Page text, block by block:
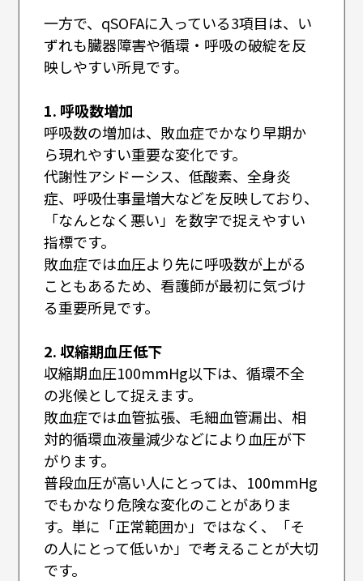
一方で、qSOFAに入っている3項目は、い
ずれも臓器障害や循環・呼吸の破綻を反
映しやすい所見です。
1. 呼吸数増加
呼吸数の増加は、敗血症でかなり早期か
ら現れやすい重要な変化です。
代謝性アシドーシス、低酸素、全身炎
症、呼吸仕事量増大などを反映しており、
「なんとなく悪い」を数字で捉えやすい
指標です。
敗血症では血圧より先に呼吸数が上がる
こともあるため、看護師が最初に気づけ
る重要所見です。
2. 収縮期血圧低下
収縮期血圧100mmHg以下は、循環不全
の兆候として捉えます。
敗血症では血管拡張、毛細血管漏出、相
対的循環血液量減少などにより血圧が下
がります。
普段血圧が高い人にとっては、100mmHg
でもかなり危険な変化のことがありま
す。単に「正常範囲か」ではなく、「そ
の人にとって低いか」で考えることが大切
です。